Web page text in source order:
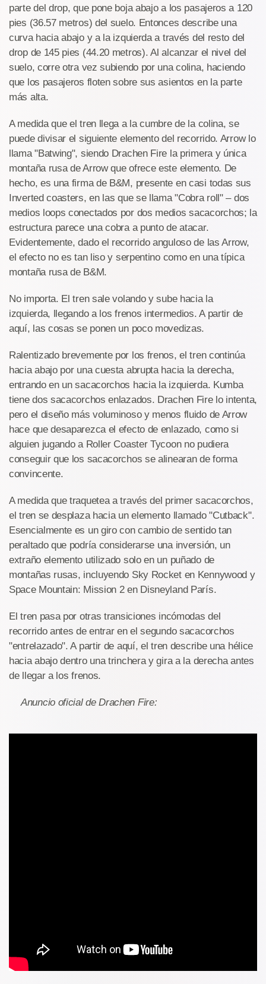
parte del drop, que pone boja abajo a los pasajeros a 120
pies (36.57 metros) del suelo. Entonces describe una
curva hacia abajo y a la izquierda a través del resto del
drop de 145 pies (44.20 metros). Al alcanzar el nivel del
suelo, corre otra vez subiendo por una colina, haciendo
que los pasajeros floten sobre sus asientos en la parte
más alta.
A medida que el tren llega a la cumbre de la colina, se
puede divisar el siguiente elemento del recorrido. Arrow lo
llama "Batwing", siendo Drachen Fire la primera y única
montaña rusa de Arrow que ofrece este elemento. De
hecho, es una firma de B&M, presente en casi todas sus
Inverted coasters, en las que se llama "Cobra roll" – dos
medios loops conectados por dos medios sacacorchos; la
estructura parece una cobra a punto de atacar.
Evidentemente, dado el recorrido anguloso de las Arrow,
el efecto no es tan liso y serpentino como en una típica
montaña rusa de B&M.
No importa. El tren sale volando y sube hacia la
izquierda, llegando a los frenos intermedios. A partir de
aquí, las cosas se ponen un poco movedizas.
Ralentizado brevemente por los frenos, el tren continúa
hacia abajo por una cuesta abrupta hacia la derecha,
entrando en un sacacorchos hacia la izquierda. Kumba
tiene dos sacacorchos enlazados. Drachen Fire lo intenta,
pero el diseño más voluminoso y menos fluido de Arrow
hace que desaparezca el efecto de enlazado, como si
alguien jugando a Roller Coaster Tycoon no pudiera
conseguir que los sacacorchos se alinearan de forma
convincente.
A medida que traquetea a través del primer sacacorchos,
el tren se desplaza hacia un elemento llamado "Cutback".
Esencialmente es un giro con cambio de sentido tan
peraltado que podría considerarse una inversión, un
extraño elemento utilizado solo en un puñado de
montañas rusas, incluyendo Sky Rocket en Kennywood y
Space Mountain: Mission 2 en Disneyland París.
El tren pasa por otras transiciones incómodas del
recorrido antes de entrar en el segundo sacacorchos
"entrelazado". A partir de aquí, el tren describe una hélice
hacia abajo dentro una trinchera y gira a la derecha antes
de llegar a los frenos.
Anuncio oficial de Drachen Fire: